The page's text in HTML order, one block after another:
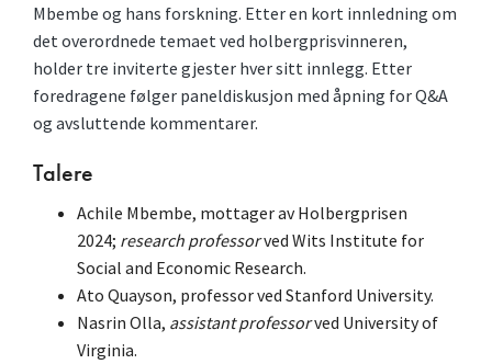
Mbembe og hans forskning. Etter en kort innledning om
det overordnede temaet ved holbergprisvinneren,
holder tre inviterte gjester hver sitt innlegg. Etter
foredragene følger paneldiskusjon med åpning for Q&A
og avsluttende kommentarer.
Talere
Achile Mbembe, mottager av Holbergprisen
2024; research professorved Wits Institute for
Social and Economic Research.
Ato Quayson, professor ved Stanford University.
Nasrin Olla, assistant professorved University of
Virginia.